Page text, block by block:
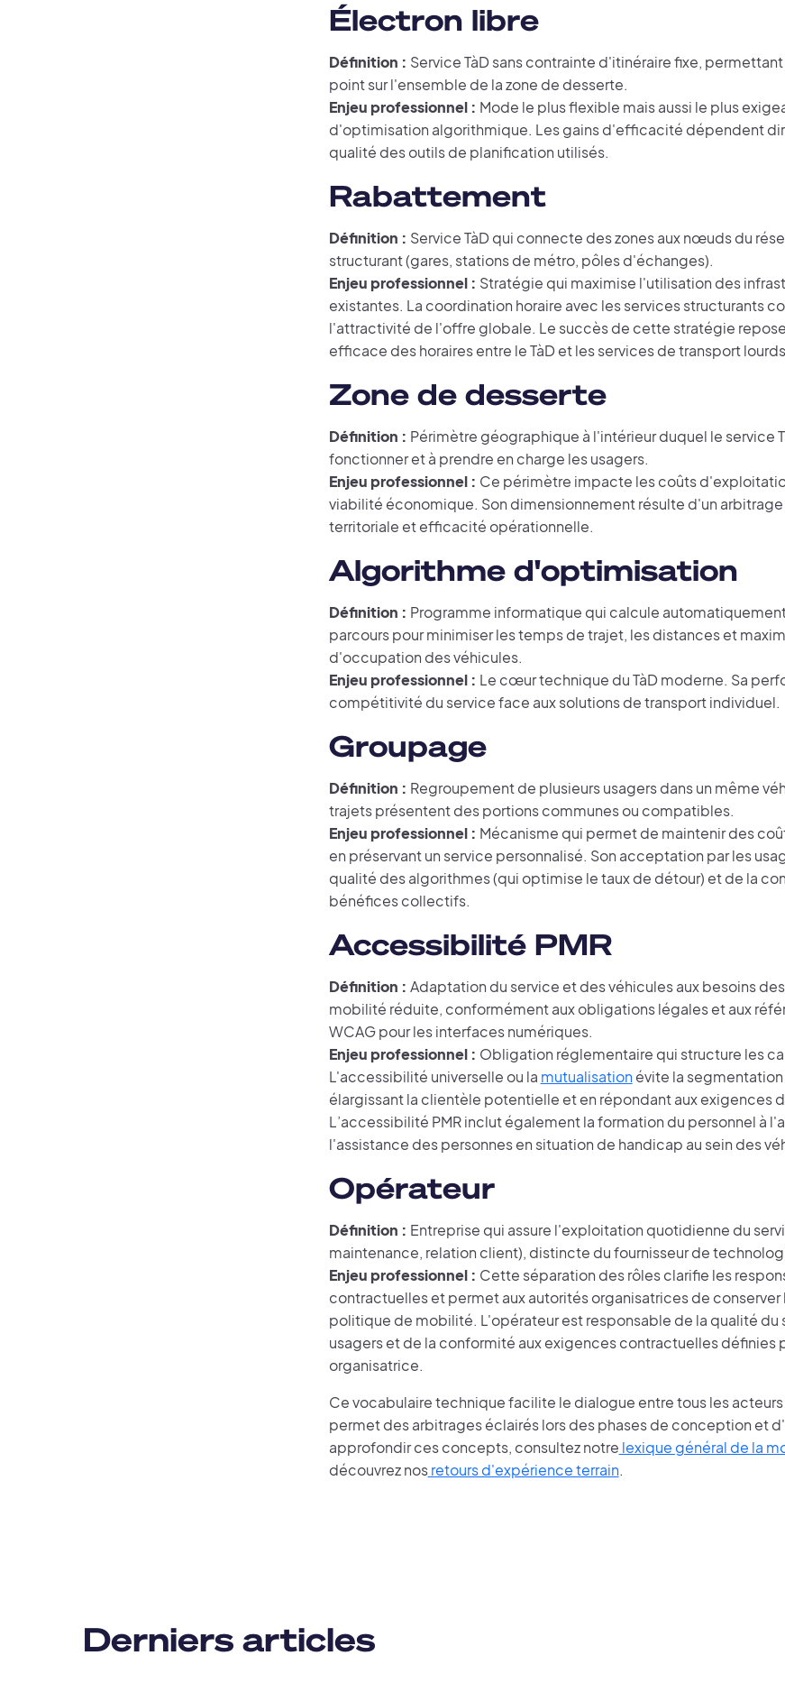
Électron libre
Définition : Service TàD sans contrainte d'itinéraire fixe,
point sur l'ensemble de la zone de desserte.
Enjeu professionnel : Mode le plus flexible mais aussi le plus
d'optimisation algorithmique. Les gains d'efficacité dépendent
qualité des outils de planification utilisés.
Rabattement
Définition : Service TàD qui connecte des zones aux nœuds du
structurant (gares, stations de métro, pôles d'échanges).
Enjeu professionnel : Stratégie qui maximise l'utilisation des
existantes. La coordination horaire avec les services structurants
l'attractivité de l'offre globale. Le succès de cette stratégie
efficace des horaires entre le TàD et les services de transport
Zone de desserte
Définition : Périmètre géographique à l'intérieur duquel le service
fonctionner et à prendre en charge les usagers.
Enjeu professionnel : Ce périmètre impacte les coûts
viabilité économique. Son dimensionnement résulte d'un
territoriale et efficacité opérationnelle.
Algorithme d'optimisation
Définition : Programme informatique qui calcule
parcours pour minimiser les temps de trajet, les distances et
d'occupation des véhicules.
Enjeu professionnel : Le cœur technique du TàD moderne. Sa
compétitivité du service face aux solutions de transport individuel.
Groupage
Définition : Regroupement de plusieurs usagers dans un même
trajets présentent des portions communes ou compatibles.
Enjeu professionnel : Mécanisme qui permet de maintenir des
en préservant un service personnalisé. Son acceptation par les
qualité des algorithmes (qui optimise le taux de détour) et de la
bénéfices collectifs.
Accessibilité PMR
Définition : Adaptation du service et des véhicules aux besoins
mobilité réduite, conformément aux obligations légales et aux
WCAG pour les interfaces numériques.
Enjeu professionnel : Obligation réglementaire qui structure les
L'accessibilité universelle ou la mutualisationévite la segmentation
élargissant la clientèle potentielle et en répondant aux exigences
L’accessibilité PMR inclut également la formation du personnel à
l'assistance des personnes en situation de handicap au sein des
Opérateur
Définition : Entreprise qui assure l'exploitation quotidienne du
maintenance, relation client), distincte du fournisseur de
Enjeu professionnel : Cette séparation des rôles clarifie les
contractuelles et permet aux autorités organisatrices de conserver
politique de mobilité. L'opérateur est responsable de la qualité du
usagers et de la conformité aux exigences contractuelles définies
organisatrice.
Ce vocabulaire technique facilite le dialogue entre tous les
permet des arbitrages éclairés lors des phases de conception et
approfondir ces concepts, consultez notre lexique général de la
découvrez nosretours d'expérience terrain.
Derniers articles